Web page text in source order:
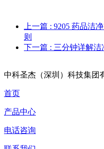
上一篇 : 9205 药品洁
则
下一篇 : 三分钟详解
中科圣杰（深圳）科技集团
首页
产品中心
电话咨询